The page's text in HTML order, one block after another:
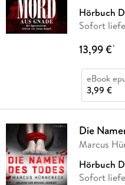
Hörbuch
Sofort
13,99 €*
eBook
3,99 €
Die
Marcus
Hörbuch
Sofort